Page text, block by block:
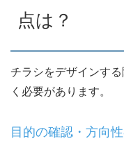
点は？
チラシをデザインす
く必要があります。
目的の確認・方向